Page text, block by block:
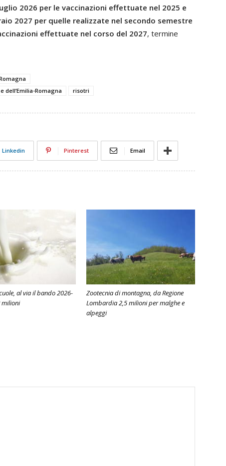
2026 per le vaccinazioni effettuate nel 2025 e
2027 per quelle realizzate nel secondo semestre
effettuate nel corso del 2027, termine
Romagna
risotri
Linkedin Pinterest Email
al via il bando 2026-
milioni
Zootecnia di montagna, da Regione
Lombardia 2,5 milioni per malghe e
alpeggi